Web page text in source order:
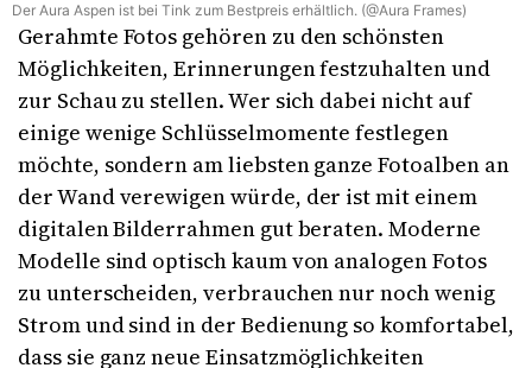
Der Aura Aspen ist bei Tink zum Bestpreis erhältlich. (@Aura Frames)
Gerahmte Fotos gehören zu den schönsten
Möglichkeiten, Erinnerungen festzuhalten und
zur Schau zu stellen. Wer sich dabei nicht auf
einige wenige Schlüsselmomente festlegen
möchte, sondern am liebsten ganze Fotoalben an
der Wand verewigen würde, der ist mit einem
digitalen Bilderrahmen gut beraten. Moderne
Modelle sind optisch kaum von analogen Fotos
zu unterscheiden, verbrauchen nur noch wenig
Strom und sind in der Bedienung so komfortabel,
dass sie ganz neue Einsatzmöglichkeiten